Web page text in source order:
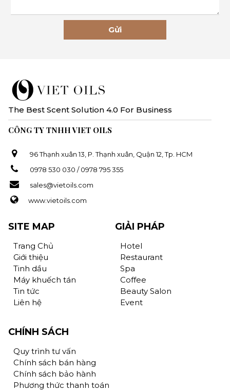
Gửi
The Best Scent Solution 4.0 For Business
CÔNG TY TNHH VIET OILS
96 Thạnh xuân 13, P. Thạnh xuân, Quận 12, Tp. HCM
0978 530 030 / 0978 795 355
sales@vietoils.com
www.vietoils.com
SITE MAP
Trang Chủ
Giới thiệu
Tinh dầu
Máy khuếch tán
Tin tức
Liên hệ
GIẢI PHÁP
Hotel
Restaurant
Spa
Coffee
Beauty Salon
Event
CHÍNH SÁCH
Quy trình tư vấn
Chính sách bán hàng
Chính sách bảo hành
Phương thức thanh toán